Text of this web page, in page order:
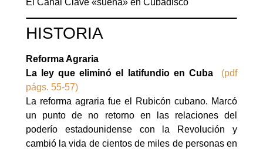
HISTORIA
Reforma Agraria
La ley que eliminó el latifundio en Cuba
(pdf
págs. 55-57)
La reforma agraria fue el Rubicón cubano. Marcó
un punto de no retorno en las relaciones del
poderío estadounidense con la Revolución y
cambió la vida de cientos de miles de personas en